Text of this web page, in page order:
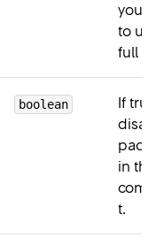
you
to
full
boolean
If
in
t.